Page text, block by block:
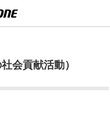
会貢献活動）